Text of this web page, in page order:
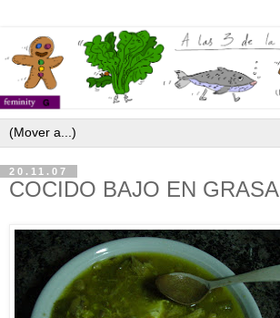
20.11.07
COCIDO BAJO EN GRASA